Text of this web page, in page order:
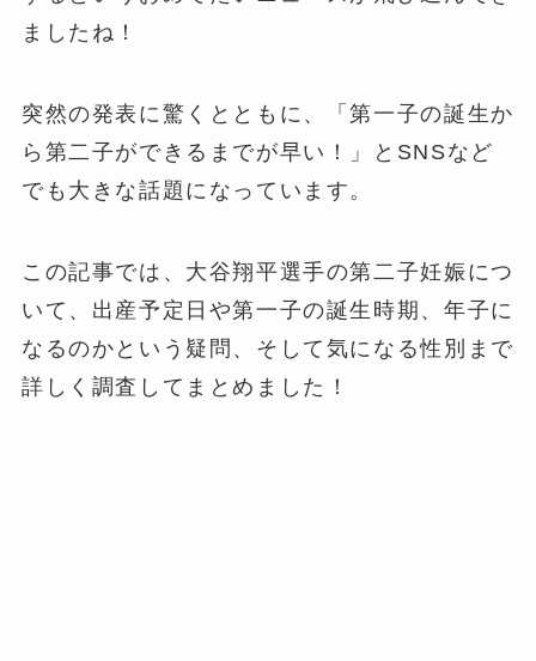
ましたね！
突然の発表に驚くとともに、「第一子の誕生か
ら第二子ができるまでが早い！」とSNSなど
でも大きな話題になっています。
この記事では、大谷翔平選手の第二子妊娠につ
いて、出産予定日や第一子の誕生時期、年子に
なるのかという疑問、そして気になる性別まで
詳しく調査してまとめました！